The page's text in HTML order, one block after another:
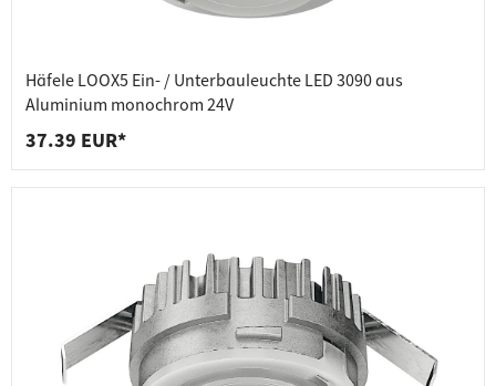
Häfele LOOX5 Ein- / Unterbauleuchte LED 3090 aus
Aluminium monochrom 24V
37.39 EUR*